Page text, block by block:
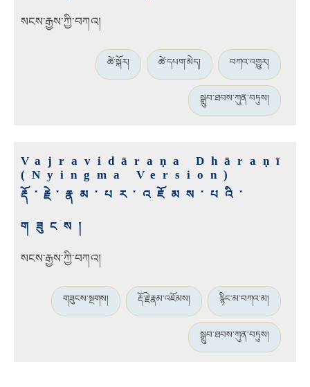
སངས་རྒྱས་ཀྱི་བཀའ།
ཚེ་སྐོར། ཚེ་དཔག་མེད། བཀའ་འགྱུར།
སྒྲུབ་ཐབས་ཀུན་བཏུས།
Vajravidāraṇa Dhāraṇī
(Nyingma Version)
རྡོ་རྗེ་རྣམ་པར་འཇོམས་པའི་
གཟུངས།
སངས་རྒྱས་ཀྱི་བཀའ།
གཟུངས་སྔགས། རྡོ་རྗེ་རྣམ་འཇོམས། རྙིང་མ་བཀའ་མ།
སྒྲུབ་ཐབས་ཀུན་བཏུས།